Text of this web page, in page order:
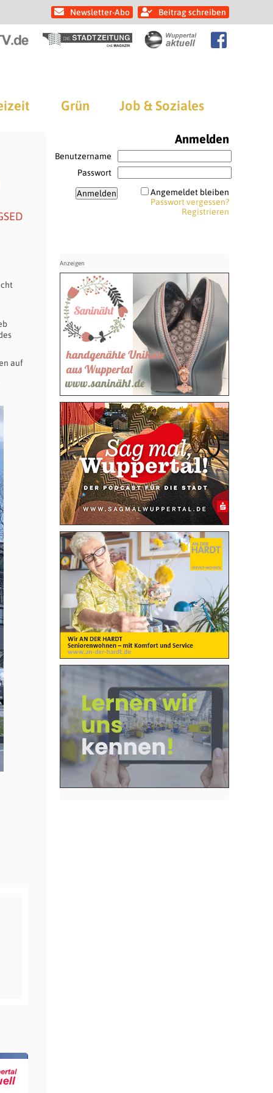
Newsletter-Abo Beitrag schreiben
Grün Job & Soziales
auf
Anmelden
Benutzername
Passwort
Angemeldet bleiben
Passwort vergessen?
Registrieren